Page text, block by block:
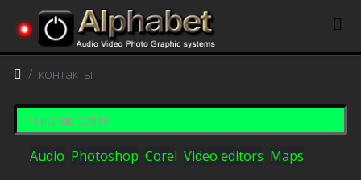
контакты
Audio Photoshop Corel Video editors Maps